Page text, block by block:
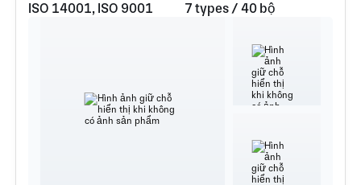
ISO 14001, ISO 9001 7 types / 40 bộ